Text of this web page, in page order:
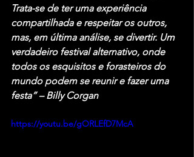
Trata-se de ter uma experiência
compartilhada e respeitar os outros,
mas, em última análise, se divertir. Um
verdadeiro festival alternativo, onde
todos os esquisitos e forasteiros do
mundo podem se reunir e fazer uma
festa” – Billy Corgan
https://youtu.be/gORLEfD7McA